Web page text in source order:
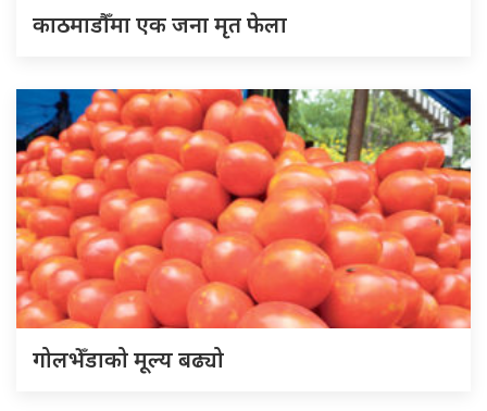
काठमाडौँमा एक जना मृत फेला
गोलभेँडाको मूल्य बढ्यो